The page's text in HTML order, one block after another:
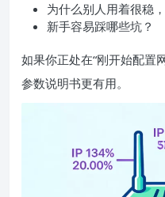
为什么别人用着很稳
新手容易踩哪些坑？
如果你正处在“刚开始配置
参数说明书更有用。